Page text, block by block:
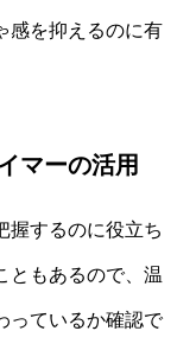
感を抑えるのに有
マーの活用
握するのに役立ち
ともあるので、温
っているか確認で